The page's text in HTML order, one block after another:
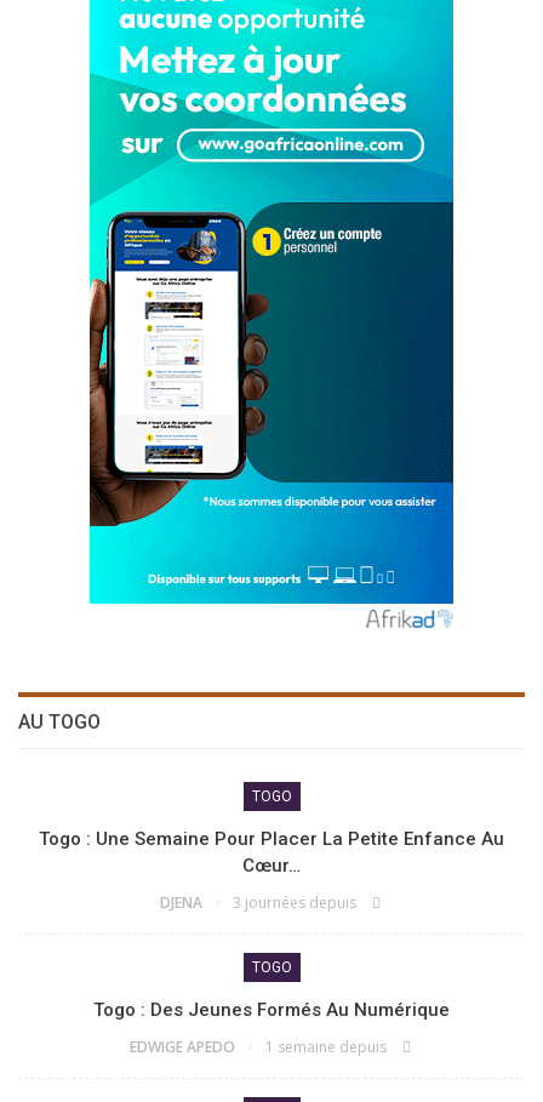
AU TOGO
TOGO
Togo : Une Semaine Pour Placer La Petite Enfance Au
Cœur…
DJENA 3 journées depuis
TOGO
Togo : Des Jeunes Formés Au Numérique
EDWIGE APEDO 1 semaine depuis